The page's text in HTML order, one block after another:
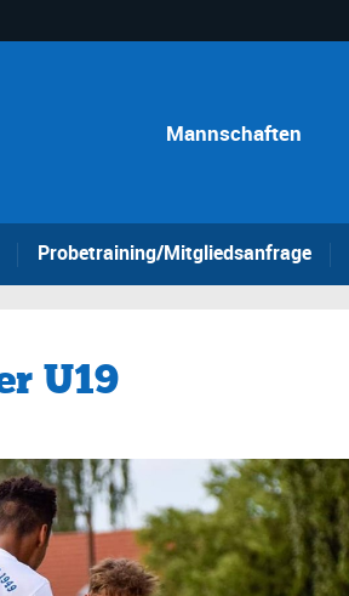
Mannschaften
Probetraining/Mitgliedsanfrage
U19